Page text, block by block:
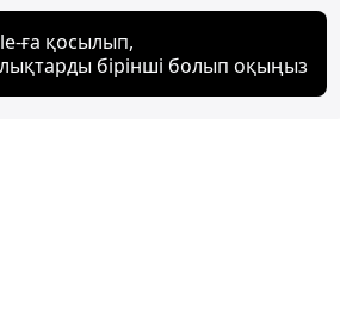
ға қосылып,
бірінші болып оқыңыз